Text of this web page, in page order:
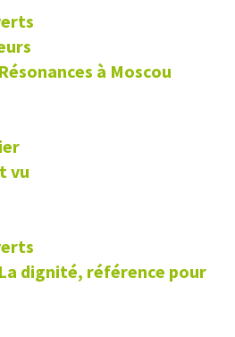
Résonances à Moscou
vu
La dignité, référence pour